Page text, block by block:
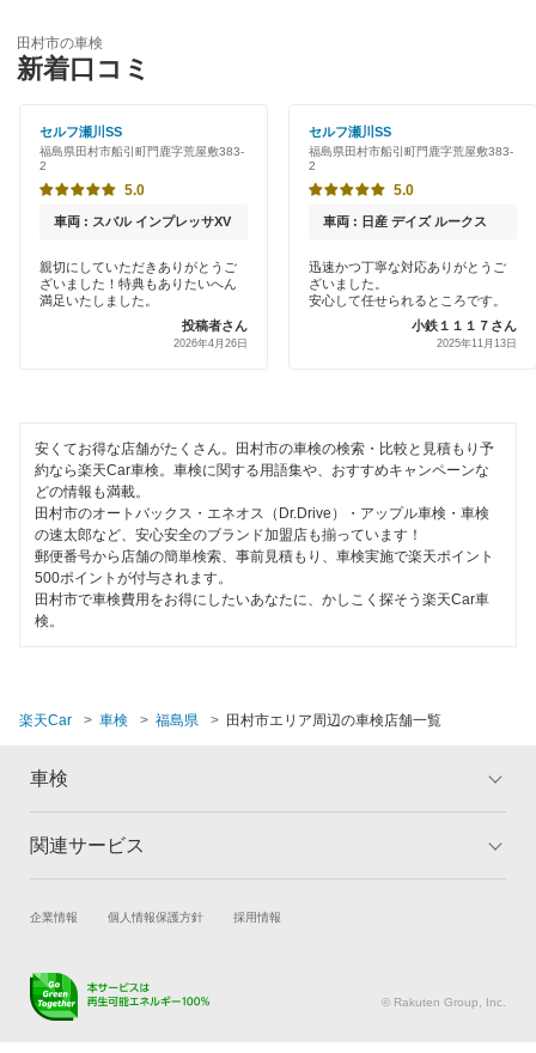
いわき市
岩瀬郡
大沼郡
河沼郡
喜多方市
郡山市
相馬市
伊達郡
伊達市
田村郡
二本松市
東白川郡
南相馬市
本宮市
耶麻郡
特典あり
新車初回割りあり
土日祝OK
輸入車OK
ハイブリッド車OK
EV車OK
120分以内の車検
1級整備士在籍
コンピューター診断
閉じる
中部自動車販売（チューブ＆BCN）
マッハ車検
出光興産「らくらく安心車検」
アクセル車検
安心WE！車検
閉じる
田村市の車検
新着口コミ
セルフ瀬川SS
福島県田村市船引町門鹿字荒屋敷383-
2
5.0
車両 : スバル インプレッサXV
親切にしていただきありがとうご
ざいました！特典もありたいへん
満足いたしました。
投稿者さん
2026年4月26日
セルフ瀬川SS
福島県田村市船引町門鹿字荒屋敷383-
2
5.0
車両 : 日産 デイズ ルークス
迅速かつ丁寧な対応ありがとうご
ざいました。
安心して任せられるところです。
小鉄１１１７さん
2025年11月13日
安くてお得な店舗がたくさん。田村市の車検の検索・比較と見積もり予
約なら楽天Car車検。車検に関する用語集や、おすすめキャンペーンな
どの情報も満載。
田村市のオートバックス・エネオス（Dr.Drive）・アップル車検・車検
の速太郎など、安心安全のブランド加盟店も揃っています！
郵便番号から店舗の簡単検索、事前見積もり、車検実施で楽天ポイント
500ポイントが付与されます。
田村市で車検費用をお得にしたいあなたに、かしこく探そう楽天Car車
検。
楽天Car 車検 福島県 田村市エリア周辺の車検店舗一覧
車検
トップ
車検の基礎知識 キャンペーン一覧
関連サービス
試乗・商談 新車購入
キズ修理予約
メンテナンス管理
企業情報 個人情報保護方針 採用情報
© Rakuten Group, Inc.